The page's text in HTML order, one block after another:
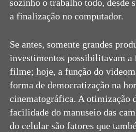
sozinho o trabalho todo, desde
a finalização no computador.
Se antes, somente grandes
investimentos possibilitavam a
filme; hoje, a função do
forma de democratização na
cinematográfica. A otimização
facilidade do manuseio das
do celular são fatores que